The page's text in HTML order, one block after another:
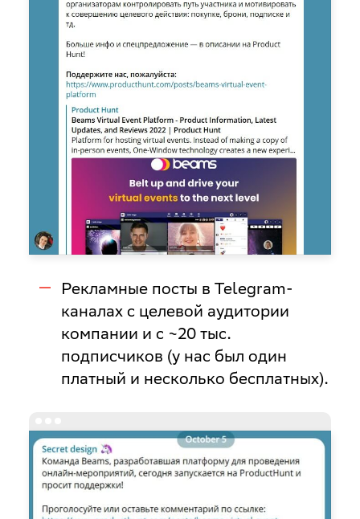
Рекламные посты в Telegram-
каналах с целевой аудитории
компании и с ~20 тыс.
подписчиков (у нас был один
платный и несколько бесплатных).